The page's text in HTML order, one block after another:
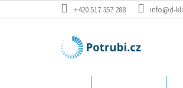
na
+420 517 357 288 info@d-